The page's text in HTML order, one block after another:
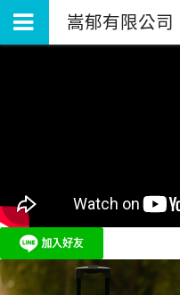
嵩郁有限公司